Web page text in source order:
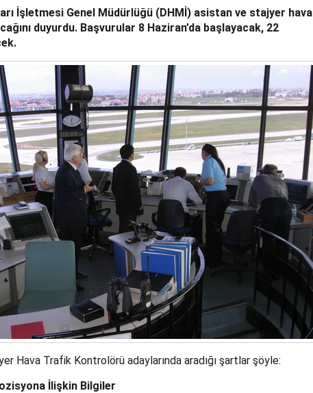
AİT EĞİTİM UÇAĞI KAZA KRIMA UĞRADI
İşletmesi Genel Müdürlüğü (DHMİ) asistan ve stajyer hava
duyurdu. Başvurular 8 Haziran’da başlayacak, 22
Hava Trafik Kontrolörü adaylarında aradığı şartlar şöyle:
İlişkin Bilgiler